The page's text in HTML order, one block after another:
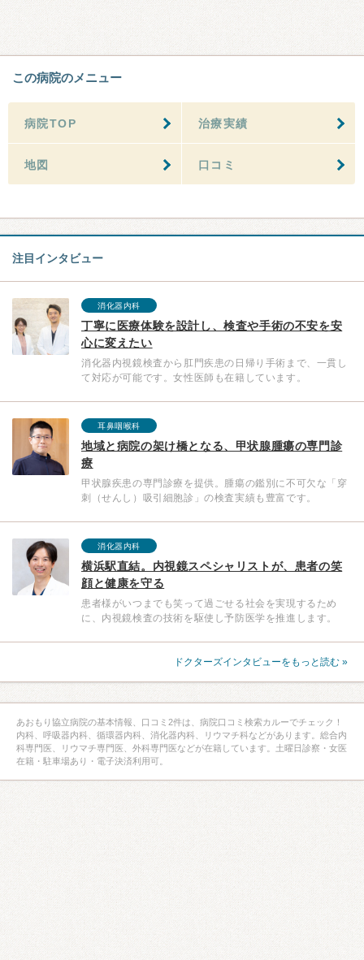
この病院のメニュー
病院TOP 治療実績
地図 口コミ
注目インタビュー
消化器内科
丁寧に医療体験を設計し、検査や手術の不安を安
心に変えたい
消化器内視鏡検査から肛門疾患の日帰り手術まで、一貫し
て対応が可能です。女性医師も在籍しています。
耳鼻咽喉科
地域と病院の架け橋となる、甲状腺腫瘍の専門診
療
甲状腺疾患の専門診療を提供。腫瘍の鑑別に不可欠な「穿
刺（せんし）吸引細胞診」の検査実績も豊富です。
消化器内科
横浜駅直結。内視鏡スペシャリストが、患者の笑
顔と健康を守る
患者様がいつまでも笑って過ごせる社会を実現するため
に、内視鏡検査の技術を駆使し予防医学を推進します。
ドクターズインタビューをもっと読む »
あおもり協立病院の基本情報、口コミ2件は、病院口コミ検索カルーでチェック！
内科、呼吸器内科、循環器内科、消化器内科、リウマチ科などがあります。総合内
科専門医、リウマチ専門医、外科専門医などが在籍しています。土曜日診察・女医
在籍・駐車場あり・電子決済利用可。